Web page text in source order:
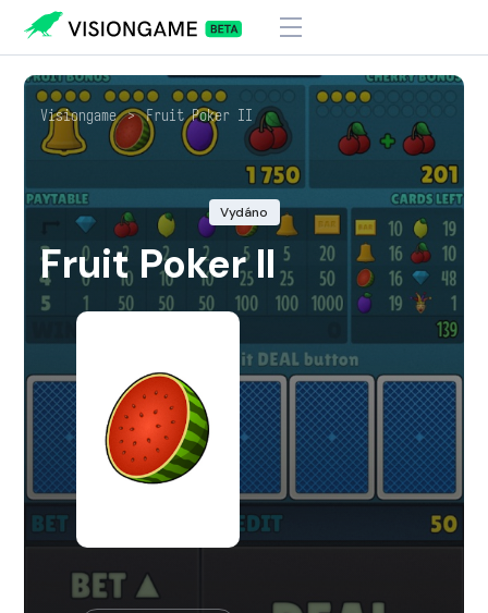
Visiongame > Fruit Poker II
Vydáno
Fruit Poker II